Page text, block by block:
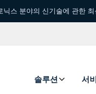
닉스 분야의 신기술에 관한
솔루션 서